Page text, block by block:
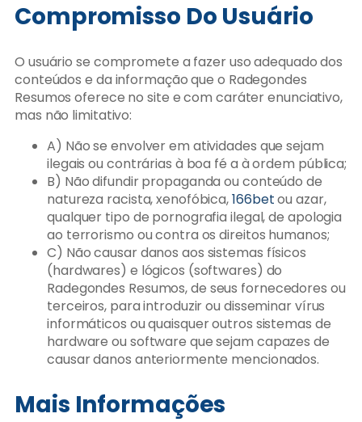
Compromisso Do Usuário
O usuário se compromete a fazer uso adequado dos
conteúdos e da informação que o Radegondes
Resumos oferece no site e com caráter enunciativo,
mas não limitativo:
A) Não se envolver em atividades que sejam
ilegais ou contrárias à boa fé a à ordem pública;
B) Não difundir propaganda ou conteúdo de
natureza racista, xenofóbica,166betou azar,
qualquer tipo de pornografia ilegal, de apologia
ao terrorismo ou contra os direitos humanos;
C) Não causar danos aos sistemas físicos
(hardwares) e lógicos (softwares) do
Radegondes Resumos, de seus fornecedores ou
terceiros, para introduzir ou disseminar vírus
informáticos ou quaisquer outros sistemas de
hardware ou software que sejam capazes de
causar danos anteriormente mencionados.
Mais Informações